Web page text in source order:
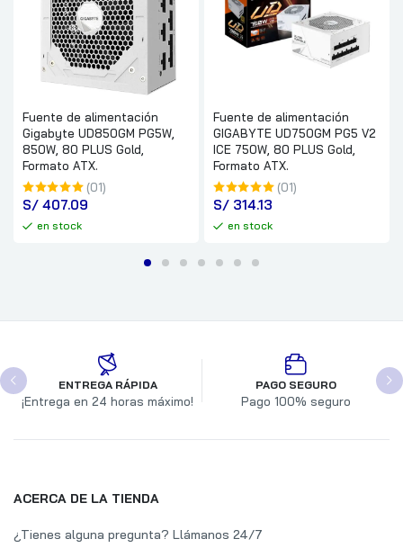
Fuente de alimentación
Gigabyte UD850GM PG5W,
850W, 80 PLUS Gold,
Formato ATX.
(01)
S/ 407.09
en stock
Fuente de alimentación
GIGABYTE UD750GM PG5 V2
ICE 750W, 80 PLUS Gold,
Formato ATX.
(01)
S/ 314.13
en stock
ENTREGA RÁPIDA
¡Entrega en 24 horas máximo!
PAGO SEGURO
Pago 100% seguro
ACERCA DE LA TIENDA
¿Tienes alguna pregunta? Llámanos 24/7